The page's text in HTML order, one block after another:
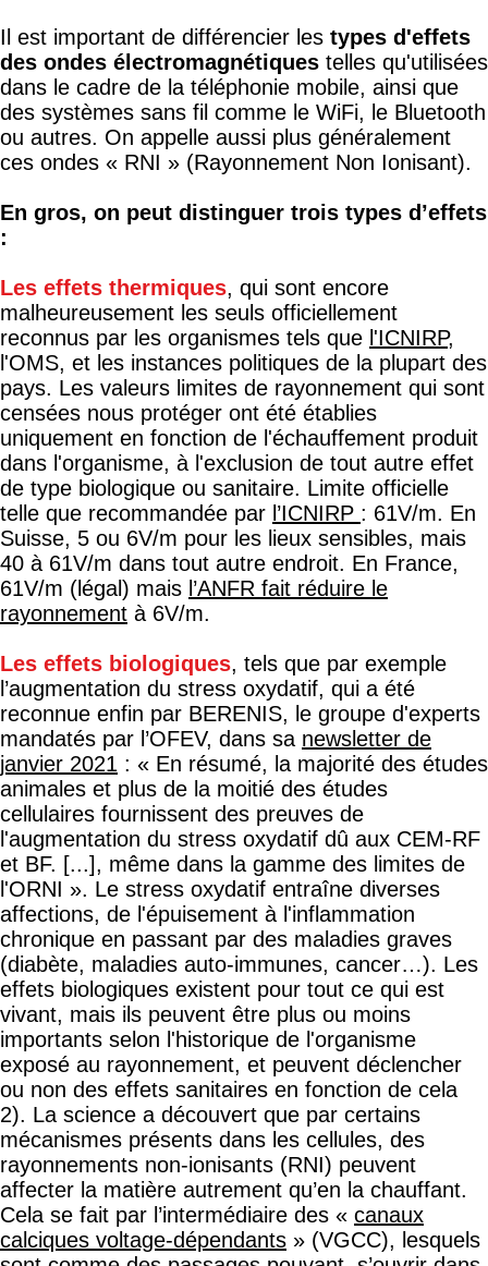
Il est important de différencier les types d'effets
des ondes électromagnétiques telles qu'utilisées
dans le cadre de la téléphonie mobile, ainsi que
des systèmes sans fil comme le WiFi, le Bluetooth
ou autres. On appelle aussi plus généralement
ces ondes « RNI » (Rayonnement Non Ionisant).
En gros, on peut distinguer trois types d’effets
:
Les effets thermiques, qui sont encore
malheureusement les seuls officiellement
reconnus par les organismes tels que l'ICNIRP,
l'OMS, et les instances politiques de la plupart des
pays. Les valeurs limites de rayonnement qui sont
censées nous protéger ont été établies
uniquement en fonction de l'échauffement produit
dans l'organisme, à l'exclusion de tout autre effet
de type biologique ou sanitaire. Limite officielle
telle que recommandée par l’ICNIRP : 61V/m. En
Suisse, 5 ou 6V/m pour les lieux sensibles, mais
40 à 61V/m dans tout autre endroit. En France,
61V/m (légal) mais l’ANFR fait réduire le
rayonnement à 6V/m.
Les effets biologiques, tels que par exemple
l’augmentation du stress oxydatif, qui a été
reconnue enfin par BERENIS, le groupe d'experts
mandatés par l’OFEV, dans sa newsletter de
janvier 2021 : « En résumé, la majorité des études
animales et plus de la moitié des études
cellulaires fournissent des preuves de
l'augmentation du stress oxydatif dû aux CEM-RF
et BF. [...], même dans la gamme des limites de
l'ORNI ». Le stress oxydatif entraîne diverses
affections, de l'épuisement à l'inflammation
chronique en passant par des maladies graves
(diabète, maladies auto-immunes, cancer…). Les
effets biologiques existent pour tout ce qui est
vivant, mais ils peuvent être plus ou moins
importants selon l'historique de l'organisme
exposé au rayonnement, et peuvent déclencher
ou non des effets sanitaires en fonction de cela
2). La science a découvert que par certains
mécanismes présents dans les cellules, des
rayonnements non-ionisants (RNI) peuvent
affecter la matière autrement qu’en la chauffant.
Cela se fait par l’intermédiaire des « canaux
calciques voltage-dépendants » (VGCC), lesquels